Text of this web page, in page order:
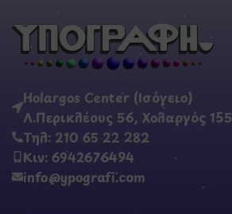
Holargos Center (Ισόγειο)
Λ.Περικλέους 56, Χολαργός
Τηλ: 210 65 22 282
Κιν: 6942676494
info@ypografi.com